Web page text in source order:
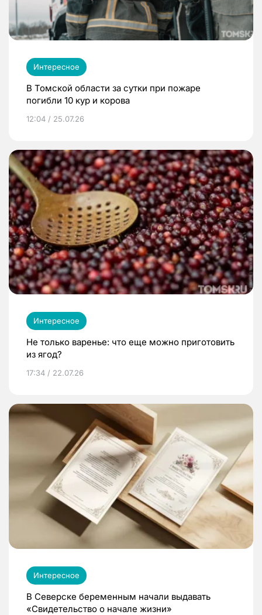
Интересное
В Томской области за сутки при пожаре
погибли 10 кур и корова
12:04 / 25.07.26
Интересное
Не только варенье: что еще можно приготовить
из ягод?
17:34 / 22.07.26
Интересное
В Северске беременным начали выдавать
«Свидетельство о начале жизни»